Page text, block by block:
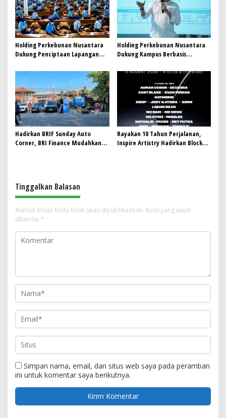
Holding Perkebunan Nusantara
Dukung Penciptaan Lapangan
Pekerja di Pabrik Tembakau
Holding Perkebunan Nusantara
Dukung Kampus Berbasis
Jadi Mahasiswa Angkatan
Pertama Magister ITSI
Hadirkan BRIF Sunday Auto
Corner, BRI Finance Mudahkan
Rayakan 10 Tahun Perjalanan,
Inspire Artistry Hadirkan Block
Tinggalkan Balasan
Alamat email Anda tidak akan dipublikasikan. Ruas yang wajib
ditandai *
Simpan nama, email, dan situs web saya pada peramban
ini untuk komentar saya berikutnya.